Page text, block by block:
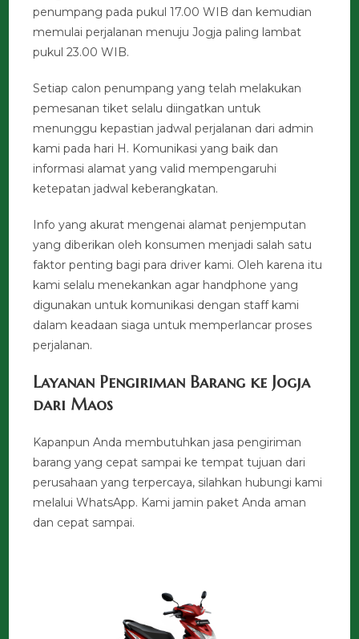
penumpang pada pukul 17.00 WIB dan kemudian
memulai perjalanan menuju Jogja paling lambat
pukul 23.00 WIB.
Setiap calon penumpang yang telah melakukan
pemesanan tiket selalu diingatkan untuk
menunggu kepastian jadwal perjalanan dari admin
kami pada hari H. Komunikasi yang baik dan
informasi alamat yang valid mempengaruhi
ketepatan jadwal keberangkatan.
Info yang akurat mengenai alamat penjemputan
yang diberikan oleh konsumen menjadi salah satu
faktor penting bagi para driver kami. Oleh karena itu
kami selalu menekankan agar handphone yang
digunakan untuk komunikasi dengan staff kami
dalam keadaan siaga untuk memperlancar proses
perjalanan.
Layanan Pengiriman Barang ke Jogja
dari Maos
Kapanpun Anda membutuhkan jasa pengiriman
barang yang cepat sampai ke tempat tujuan dari
perusahaan yang terpercaya, silahkan hubungi kami
melalui WhatsApp. Kami jamin paket Anda aman
dan cepat sampai.